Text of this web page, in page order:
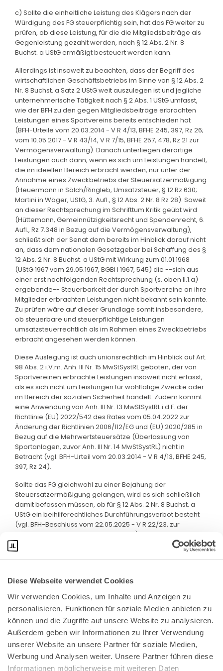
Diese Webseite verwendet Cookies
Wir verwenden Cookies, um Inhalte und Anzeigen zu
personalisieren, Funktionen für soziale Medien anbieten zu
können und die Zugriffe auf unsere Website zu analysieren.
Außerdem geben wir Informationen zu Ihrer Verwendung
unserer Website an unsere Partner für soziale Medien,
Werbung und Analysen weiter. Unsere Partner führen diese
Informationen möglicherweise mit weiteren Daten
c) Sollte die einheitliche Leistung des Klägers nach der
Würdigung des FG steuerpflichtig sein, hat das FG weiter zu
prüfen, ob diese Leistung, für die die Mitgliedsbeiträge als
Gegenleistung gezahlt werden, nach § 12 Abs. 2 Nr. 8
Buchst. a UStG ermäßigt besteuert werden kann.
Allerdings ist insoweit zu beachten, dass der Begriff des
wirtschaftlichen Geschäftsbetriebs im Sinne von § 12 Abs. 2
Nr. 8 Buchst. a Satz 2 UStG weit auszulegen ist und jegliche
unternehmerische Tätigkeit nach § 2 Abs. 1 UStG umfasst,
wie der BFH zu den gegen Mitgliedsbeiträge erbrachten
Leistungen eines Sportvereins bereits entschieden hat
(BFH-Urteile vom 20.03.2014 - V R 4/13, BFHE 245, 397, Rz 26;
vom 10.05.2017 - V R 43/14, V R 7/15, BFHE 257, 478, Rz 21 zur
Vermögensverwaltung). Danach unterliegen derartige
Leistungen auch dann, wenn es sich um Leistungen handelt,
die im ideellen Bereich erbracht werden, nur unter der
Annahme eines Zweckbetriebs der Steuersatzermäßigung
(Heuermann in Sölch/Ringleb, Umsatzsteuer, § 12 Rz 630;
Martini in Wäger, UStG, 3. Aufl., § 12 Abs. 2 Nr. 8 Rz 28). Soweit
an dieser Rechtsprechung im Schrifttum Kritik geübt wird
(Hüttemann, Gemeinnützigkeitsrecht und Spendenrecht, 6.
Aufl., Rz 7.348 in Bezug auf die Vermögensverwaltung),
schließt sich der Senat dem bereits im Hinblick darauf nicht
an, dass dem nationalen Gesetzgeber bei Schaffung des §
12 Abs. 2 Nr. 8 Buchst. a UStG mit Wirkung zum 01.01.1968
(UStG 1967 vom 29.05.1967, BGBl I 1967, 545) die --sich aus
einer erst nachfolgenden Rechtsprechung (s. oben II.1.a)
ergebende-- Steuerbarkeit der durch Sportvereine an ihre
Mitglieder erbrachten Leistungen nicht bekannt sein konnte.
Zu prüfen wäre auf dieser Grundlage somit insbesondere,
ob steuerbare und steuerpflichtige Leistungen
umsatzsteuerrechtlich als im Rahmen eines Zweckbetriebs
erbracht angesehen werden können.
Diese Auslegung ist auch unionsrechtlich im Hinblick auf Art.
98 Abs. 2 i.V.m. Anh. III Nr. 15 MwStSystRL geboten, der von
Sportvereinen erbrachte Leistungen insoweit nicht erfasst,
als es sich nicht um Leistungen für wohltätige Zwecke oder
im Bereich der sozialen Sicherheit handelt. Zudem kommt
eine Anwendung von Anh. III Nr. 13 MwStSystRL i.d.F. der
Richtlinie (EU) 2022/542 des Rates vom 05.04.2022 zur
Änderung der Richtlinien 2006/112/EG und (EU) 2020/285 in
Bezug auf die Mehrwertsteuersätze (Überlassung von
Sportanlagen, zuvor Anh. III Nr. 14 MwStSystRL) nicht in
Betracht (vgl. BFH-Urteil vom 20.03.2014 - V R 4/13, BFHE 245,
397, Rz 24).
Sollte das FG gleichwohl zu einer Bejahung der
Steuersatzermäßigung gelangen, wird es sich schließlich
damit befassen müssen, ob für § 12 Abs. 2 Nr. 8 Buchst. a
UStG ein beihilferechtliches Durchführungsverbot besteht
(vgl. BFH-Beschluss vom 22.05.2025 - V R 22/23, zur
amtlichen Veröffentlichung bestimmt).
Bundeskanzlerplatz 2
53113 Bonn